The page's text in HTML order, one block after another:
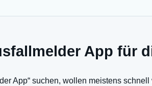
App für
App“ suchen, wollen meistens